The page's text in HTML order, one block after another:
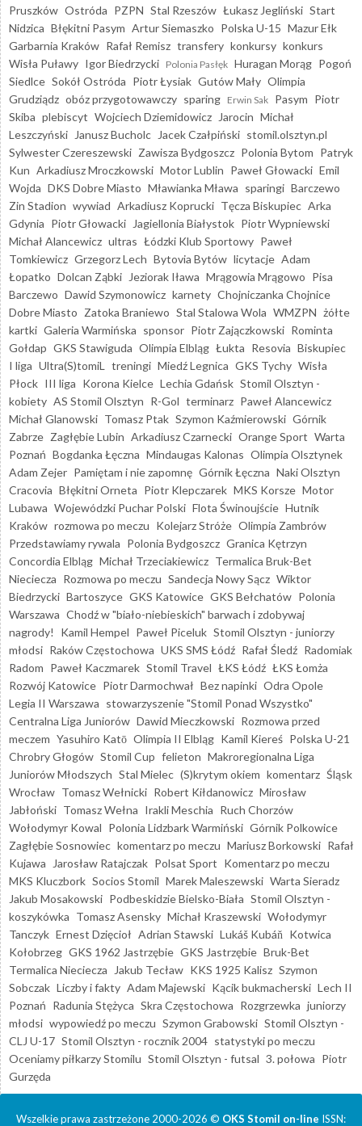
Pruszków Ostróda PZPN Stal Rzeszów Łukasz Jegliński Start
Nidzica Błękitni Pasym Artur Siemaszko Polska U-15 Mazur Ełk
Garbarnia Kraków Rafał Remisz transfery konkursy konkurs
Wisła Puławy Igor Biedrzycki Polonia Pasłęk Huragan Morąg Pogoń
Siedlce Sokół Ostróda Piotr Łysiak Gutów Mały Olimpia
Grudziądz obóz przygotowawczy sparing Erwin Sak Pasym Piotr
Skiba plebiscyt Wojciech Dziemidowicz Jarocin Michał
Leszczyński
Janusz Bucholc Jacek Czałpiński stomil.olsztyn.pl
Sylwester Czereszewski Zawisza Bydgoszcz Polonia Bytom Patryk
Kun Arkadiusz Mroczkowski Motor Lublin Paweł Głowacki Emil
Wojda DKS Dobre Miasto Mławianka Mława sparingi Barczewo
Zin Stadion wywiad Arkadiusz Koprucki Tęcza Biskupiec Arka
Gdynia Piotr Głowacki Jagiellonia Białystok Piotr Wypniewski
Michał Alancewicz ultras Łódzki Klub Sportowy Paweł
Tomkiewicz Grzegorz Lech Bytovia Bytów licytacje Adam
Łopatko Dolcan Ząbki Jeziorak Iława Mrągowia Mrągowo Pisa
Barczewo Dawid Szymonowicz karnety Chojniczanka Chojnice
Dobre Miasto Zatoka Braniewo Stal Stalowa Wola WMZPN żółte
kartki Galeria Warmińska sponsor Piotr Zajączkowski Rominta
Gołdap GKS Stawiguda Olimpia Elbląg Łukta Resovia Biskupiec
I liga Ultra(S)tomiL treningi Miedź Legnica GKS Tychy Wisła
Płock III liga Korona Kielce Lechia Gdańsk Stomil Olsztyn -
kobiety AS Stomil Olsztyn R-Gol terminarz Paweł Alancewicz
Michał Glanowski Tomasz Ptak Szymon Kaźmierowski Górnik
Zabrze Zagłębie Lubin Arkadiusz Czarnecki Orange Sport Warta
Poznań Bogdanka Łęczna Mindaugas Kalonas Olimpia Olsztynek
Adam Zejer Pamiętam i nie zapomnę Górnik Łęczna Naki Olsztyn
Cracovia Błękitni Orneta Piotr Klepczarek MKS Korsze Motor
Lubawa Wojewódzki Puchar Polski Flota Świnoujście Hutnik
Kraków rozmowa po meczu Kolejarz Stróże Olimpia Zambrów
Przedstawiamy rywala Polonia Bydgoszcz Granica Kętrzyn
Concordia Elbląg Michał Trzeciakiewicz Termalica Bruk-Bet
Nieciecza Rozmowa po meczu Sandecja Nowy Sącz Wiktor
Biedrzycki Bartoszyce GKS Katowice GKS Bełchatów Polonia
Warszawa Chodź w "biało-niebieskich" barwach i zdobywaj
nagrody!
Kamil Hempel Paweł Piceluk Stomil Olsztyn - juniorzy
młodsi Raków Częstochowa UKS SMS Łódź Rafał Śledź Radomiak
Radom Paweł Kaczmarek Stomil Travel ŁKS Łódź ŁKS Łomża
Rozwój Katowice Piotr Darmochwał Bez napinki Odra Opole
Legia II Warszawa stowarzyszenie "Stomil Ponad Wszystko"
Centralna Liga Juniorów Dawid Mieczkowski Rozmowa przed
meczem Yasuhiro Katō Olimpia II Elbląg Kamil Kiereś Polska U-21
Chrobry Głogów Stomil Cup felieton Makroregionalna Liga
Juniorów Młodszych Stal Mielec (S)krytym okiem komentarz Śląsk
Wrocław Tomasz Wełnicki Robert Kiłdanowicz Mirosław
Jabłoński Tomasz Wełna Irakli Meschia Ruch Chorzów
Wołodymyr Kowal Polonia Lidzbark Warmiński Górnik Polkowice
Zagłębie Sosnowiec komentarz po meczu Mariusz Borkowski Rafał
Kujawa
Jarosław Ratajczak Polsat Sport Komentarz po meczu
MKS Kluczbork Socios Stomil Marek Maleszewski Warta Sieradz
Jakub Mosakowski Podbeskidzie Bielsko-Biała Stomil Olsztyn -
koszykówka Tomasz Asensky Michał Kraszewski Wołodymyr
Tanczyk Ernest Dzięcioł Adrian Stawski Lukáš Kubáň Kotwica
Kołobrzeg GKS 1962 Jastrzębie GKS Jastrzębie Bruk-Bet
Termalica Nieciecza
Jakub Tecław KKS 1925 Kalisz Szymon
Sobczak Liczby i fakty Adam Majewski Kącik bukmacherski Lech II
Poznań Radunia Stężyca Skra Częstochowa Rozgrzewka juniorzy
młodsi wypowiedź po meczu Szymon Grabowski Stomil Olsztyn -
CLJ U-17 Stomil Olsztyn - rocznik 2004 statystyki po meczu
Oceniamy piłkarzy Stomilu Stomil Olsztyn - futsal 3. połowa Piotr
Gurzęda
Wszelkie prawa zastrzeżone 2000-2026 © OKS Stomil on-line ISSN: